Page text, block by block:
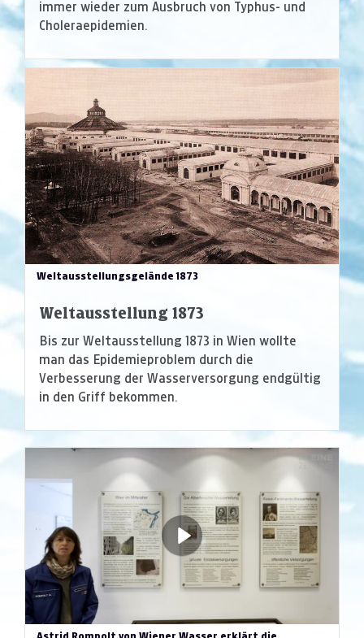
immer wieder zum Ausbruch von Typhus- und
Choleraepidemien.
Weltausstellungsgelände 1873
Weltausstellung 1873
Bis zur Weltausstellung 1873 in Wien wollte
man das Epidemieproblem durch die
Verbesserung der Wasserversorgung endgültig
in den Griff bekommen.
Astrid Rompolt von Wiener Wasser erklärt die